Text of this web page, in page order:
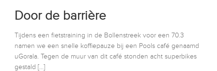
Door de barrière
Tijdens een fietstraining in de Bollenstreek voor een 70.3
namen we een snelle koffiepauze bij een Pools café genaamd
uGorala. Tegen de muur van dit café stonden acht superbikes
gestald […]